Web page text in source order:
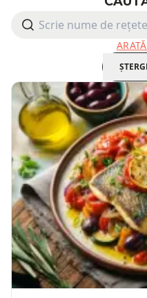
fructe de mare
bucătăria
de preparate
Dacă vrei să aduci o
ta, încearcă rețetele